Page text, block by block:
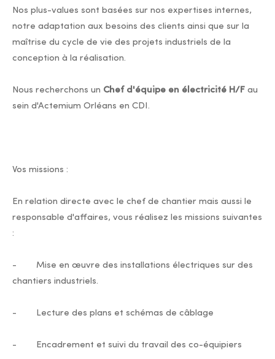
Nos plus-values sont basées sur nos expertises internes,
notre adaptation aux besoins des clients ainsi que sur la
maîtrise du cycle de vie des projets industriels de la
conception à la réalisation.
Nous recherchons un Chef d'équipe en électricité H/F au
sein d'Actemium Orléans en CDI.
Vos missions :
En relation directe avec le chef de chantier mais aussi le
responsable d'affaires, vous réalisez les missions suivantes
:
- Mise en œuvre des installations électriques sur des
chantiers industriels.
- Lecture des plans et schémas de câblage
- Encadrement et suivi du travail des co-équipiers